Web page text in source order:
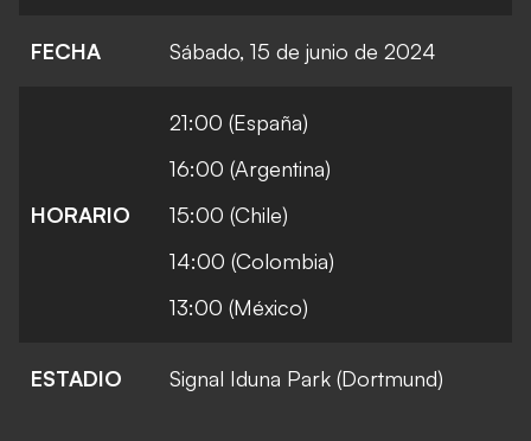
FECHA Sábado, 15 de junio de 2024
HORARIO
21:00 (España)
16:00 (Argentina)
15:00 (Chile)
14:00 (Colombia)
13:00 (México)
ESTADIO Signal Iduna Park (Dortmund)